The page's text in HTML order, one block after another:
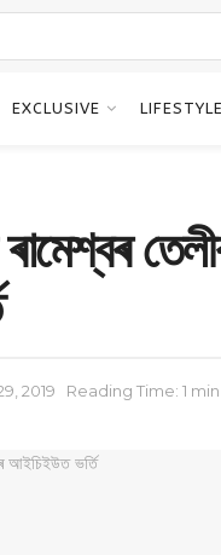
EXCLUSIVE LIFESTYLE
2019 Reading Time: 1